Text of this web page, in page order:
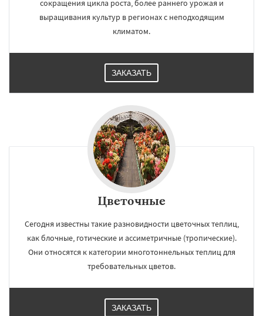
сокращения цикла роста, более раннего урожая и
выращивания культур в регионах с неподходящим
климатом.
ЗАКАЗАТЬ
Цветочные
Сегодня известны такие разновидности цветочных теплиц,
как блочные, готические и ассиметричные (тропические).
Они относятся к категории многотоннельных теплиц для
требовательных цветов.
ЗАКАЗАТЬ